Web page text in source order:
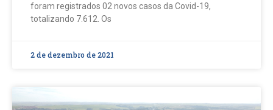
foram registrados 02 novos casos da Covid-19,
totalizando 7.612. Os
2 de dezembro de 2021